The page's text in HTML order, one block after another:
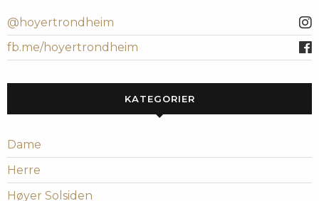
@hoyertrondheim
fb.me/hoyertrondheim
KATEGORIER
Dame
Herre
Høyer Solsiden